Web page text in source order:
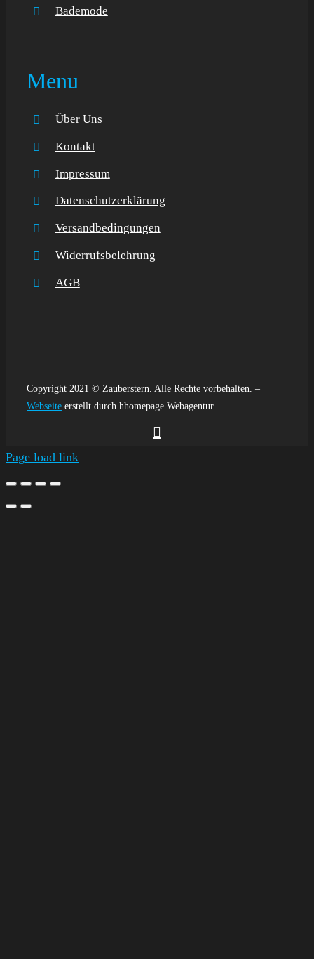
Bademode
Menu
Über Uns
Kontakt
Impressum
Datenschutzerklärung
Versandbedingungen
Widerrufsbelehrung
AGB
Copyright 2021 © Zauberstern. Alle Rechte vorbehalten. –
Webseiteerstellt durch hhomepage Webagentur
Page load link